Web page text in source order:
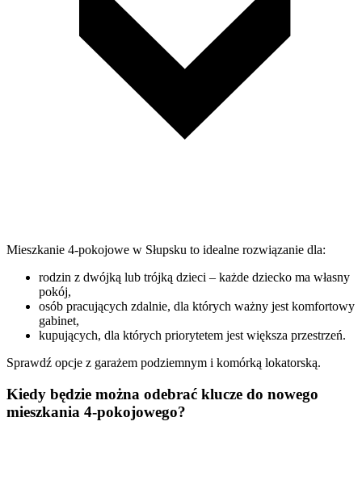
Mieszkanie 4-pokojowe w Słupsku to idealne rozwiązanie dla:
rodzin z dwójką lub trójką dzieci – każde dziecko ma własny
pokój,
osób pracujących zdalnie, dla których ważny jest komfortowy
gabinet,
kupujących, dla których priorytetem jest większa przestrzeń.
Sprawdź opcje z garażem podziemnym i komórką lokatorską.
Kiedy będzie można odebrać klucze do nowego
mieszkania 4-pokojowego?